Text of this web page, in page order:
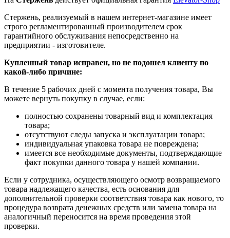
Стержень, реализуемый в нашем интернет-магазине имеет
строго регламентированный производителем срок
гарантийного обслуживания непосредственно на
предприятии - изготовителе.
Купленный товар исправен, но не подошел клиенту по
какой-либо причине:
В течение 5 рабочих дней с момента получения товара, Вы
можете вернуть покупку в случае, если:
полностью сохранены товарный вид и комплектация
товара;
отсутствуют следы запуска и эксплуатации товара;
индивидуальная упаковка товара не повреждена;
имеется все необходимые документы, подтверждающие
факт покупки данного товара у нашей компании.
Если у сотрудника, осуществляющего осмотр возвращаемого
товара надлежащего качества, есть основания для
дополнительной проверки соответствия товара как нового, то
процедура возврата денежных средств или замена товара на
аналогичный переносится на время проведения этой
проверки.